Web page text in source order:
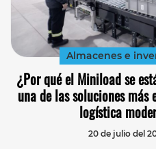
Almacenes e
¿Por qué el Miniload se
una de las soluciones más
logística
20 de julio del